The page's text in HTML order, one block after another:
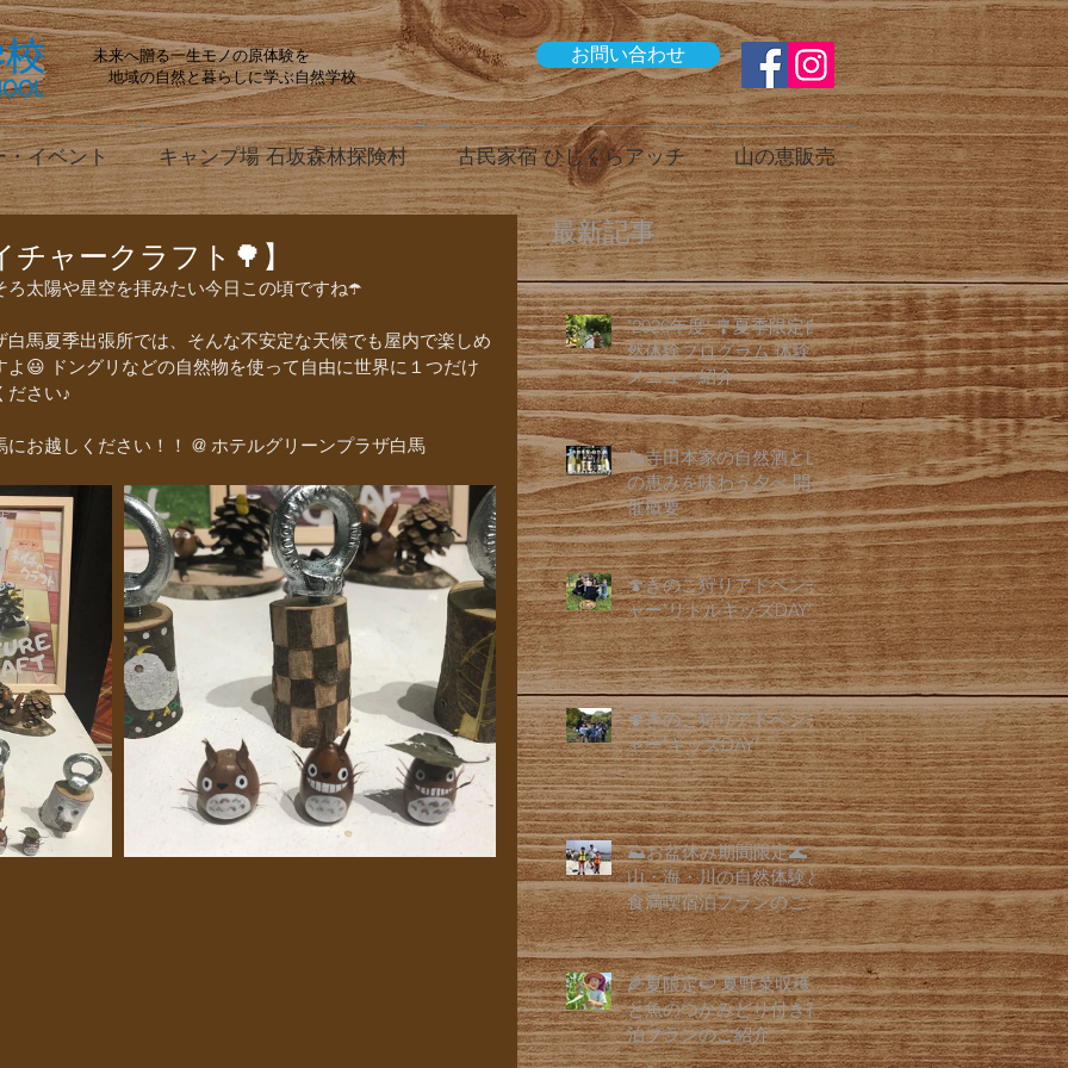
未来へ贈る一生モノの原体験を
地域の自然と暮らしに学ぶ自然学校
お問い合わせ
・イベント キャンプ場 石坂森林探険村 古民家宿 ひじくらアッチ 山の恵販売
ャークラフト🌳】
太陽や星空を拝みたい今日この頃ですね☂️
馬夏季出張所では、そんな不安定な天候でも屋内で楽しめ
😃 ドングリなどの自然物を使って自由に世界に１つだけ
ださい♪
お越しください！！ @ ホテルグリーンプラザ白馬
最新記事
"2026年度" 🎐夏季限定自
然体験プログラム 体験
メニュー紹介
🍶寺田本家の自然酒と山
の恵みを味わう夕べ 開
催概要
🍄きのこ狩りアドベンチ
ャー"リトルキッズDAY"
🍄きのこ狩りアドベンチ
ャー"キッズDAY"
⛰️お盆休み期間限定🌊
山・海・川の自然体験と
食満喫宿泊プランのご紹
介
🌽夏限定🍉 夏野菜収穫
と魚のつかみどり付き宿
泊プランのご紹介